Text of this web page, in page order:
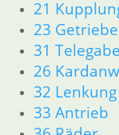
21
23 Getriebe
31
26
32 Lenkung
33 Antrieb